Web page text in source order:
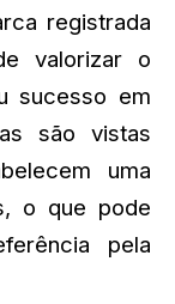
registrada
valorizar o
sucesso em
são vistas
uma
o que pode
pela